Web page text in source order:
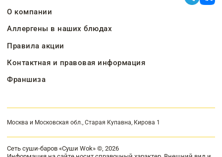
О компании
Аллергены в наших блюдах
Правила акции
Контактная и правовая информация
Франшиза
Москва и Московская обл., Старая Купавна, Кирова 1
Сеть суши-баров «Суши Wok» ©, 2026